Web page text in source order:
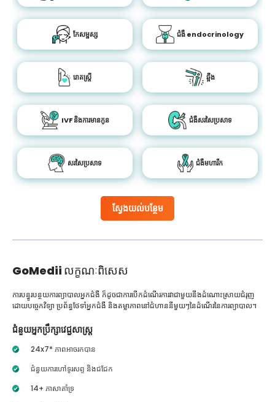
ស្វែងយល់បន្ថែម
កែសម្ផស្ស ជំងឺ endocrinology
រោគស្ត្រី ឆ្អឹង
IVF និងការមានកូន ជំងឺសរសៃប្រសាទ
សរសៃប្រសាទ ជំងឺមហារីក
GoMedii លក្ខណៈពិសេស
ការបន្ធូរបន្ថយការព្យាបាលអ្នកជំងឺ ក៏ដូចជាការបើកដំណើរការវាជាមួយនឹងដំណោះស្រាយជំរុញ
ដោយបច្ចេកវិទ្យា ប្រព័ន្ធថែទាំអ្នកជំងឺ និងតម្លាភាពនៅជំហាននីមួយៗនៃដំណើរនៃការព្យាបាល។
ជំនួយអ្នកប្រឹក្សាវេជ្ជសាស្ត្រ
24x7* ភាពអាចរកបាន
ជំនួយការហៅទូរសព្ទ និងជជែក
14+ ភាសាគាំទ្រ